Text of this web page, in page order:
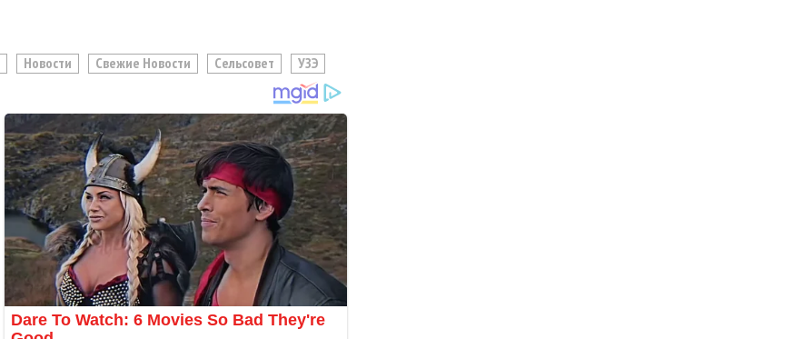
Новости Свежие Новости Сельсовет УЗЭ